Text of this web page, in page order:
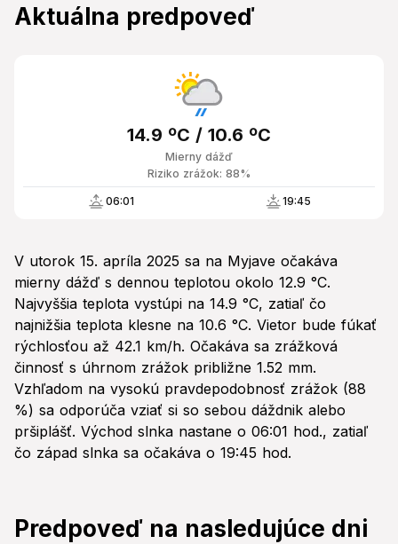
Aktuálna predpoveď
Mierny dážď
14.9 ºC / 10.6 ºC
Riziko zrážok: 88%
06:01 19:45
V utorok 15. apríla 2025 sa na Myjave očakáva
mierny dážď s dennou teplotou okolo 12.9 °C.
Najvyššia teplota vystúpi na 14.9 °C, zatiaľ čo
najnižšia teplota klesne na 10.6 °C. Vietor bude fúkať
rýchlosťou až 42.1 km/h. Očakáva sa zrážková
činnosť s úhrnom zrážok približne 1.52 mm.
Vzhľadom na vysokú pravdepodobnosť zrážok (88
%) sa odporúča vziať si so sebou dáždnik alebo
pršiplášť. Východ slnka nastane o 06:01 hod., zatiaľ
čo západ slnka sa očakáva o 19:45 hod.
Predpoveď na nasledujúce dni